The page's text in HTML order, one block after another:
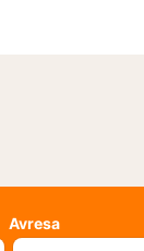
Avresa